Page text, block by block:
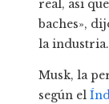
real, así
baches»,
la industria.
Musk, la
según el